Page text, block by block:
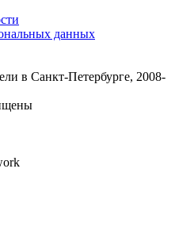
данных
в Санкт-Петербурге, 2008-